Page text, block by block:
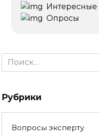
Интересные
Опросы
Search
for:
Рубрики
Вопросы эксперту